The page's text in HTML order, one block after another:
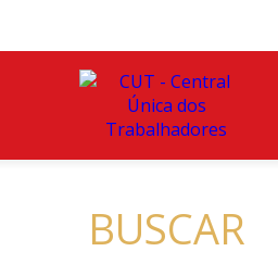
BUSCAR